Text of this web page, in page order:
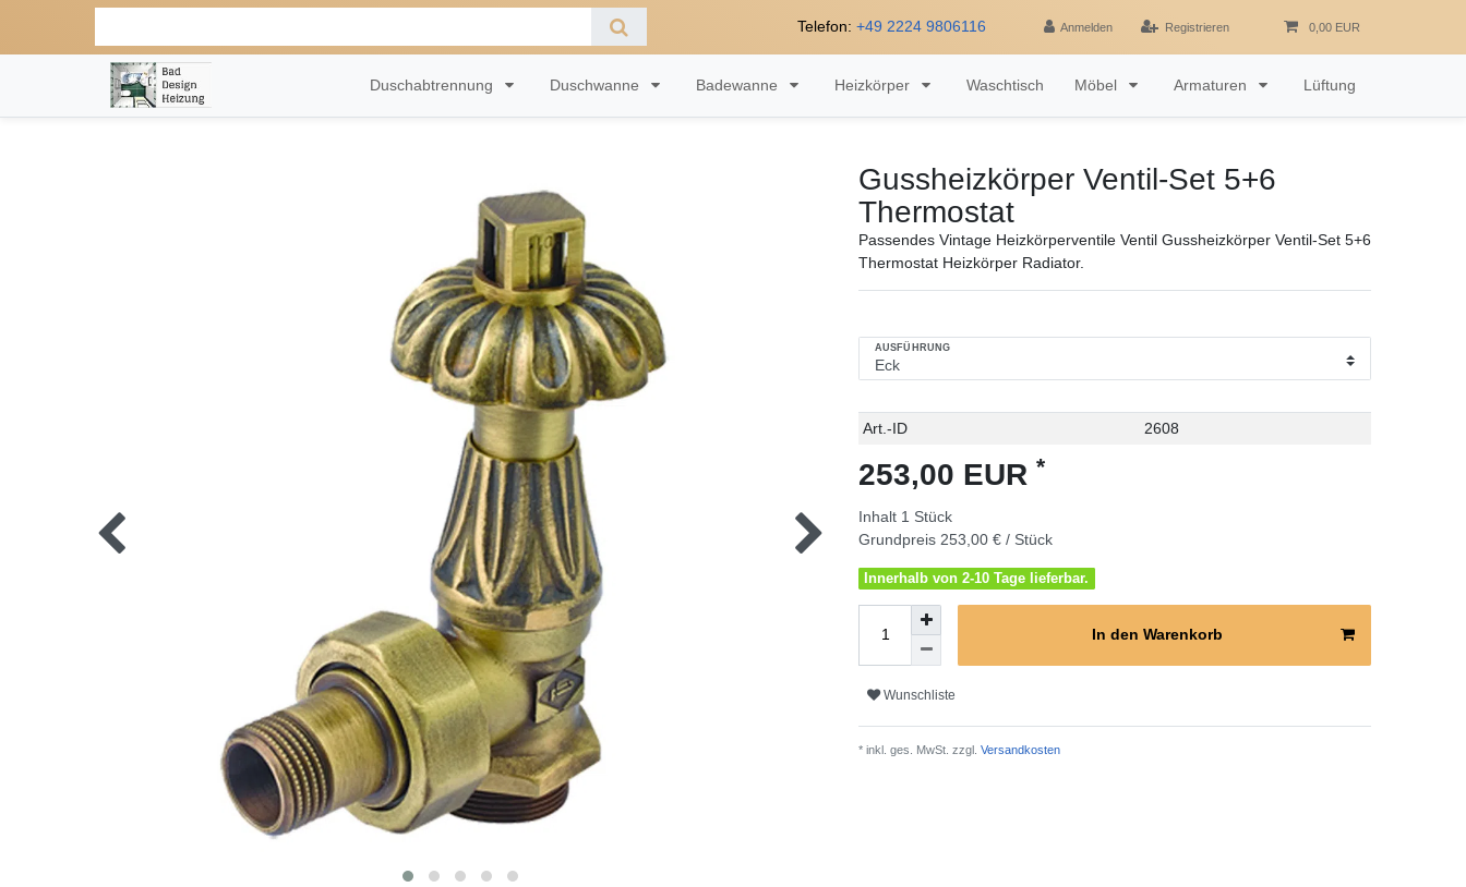
Telefon: +49 2224 9806116 Anmelden Registrieren 0,00 EUR
Duschabtrennung Duschwanne Badewanne Heizkörper Waschtisch Möbel Armaturen Lüftung
Gussheizkörper Ventil-Set 5+6
Thermostat
Passendes Vintage Heizkörperventile Ventil Gussheizkörper Ventil-Set 5+6
Thermostat Heizkörper Radiator.
AUSFÜHRUNG
Technisches
Wert
Art.-ID 2608
253,00 EUR *
Inhalt 1 Stück
Grundpreis 253,00 € / Stück
Innerhalb von 2-10 Tage lieferbar.
In den Warenkorb
Wunschliste
* inkl. ges. MwSt. zzgl. Versandkosten